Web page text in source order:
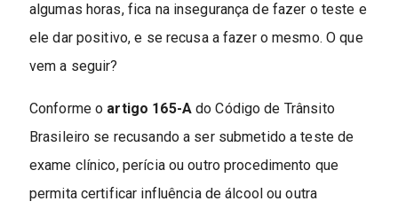
algumas horas, fica na insegurança de fazer o teste e
ele dar positivo, e se recusa a fazer o mesmo. O que
vem a seguir?
Conforme o artigo 165-Ado Código de Trânsito
Brasileiro se recusando a ser submetido a teste de
exame clínico, perícia ou outro procedimento que
permita certificar influência de álcool ou outra